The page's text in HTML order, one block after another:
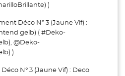
)
Déco N° 3 (Jaune Vif) :
gelb) ( #Deko-
@Deko-
)
N° 3 (Jaune Vif) : Deco